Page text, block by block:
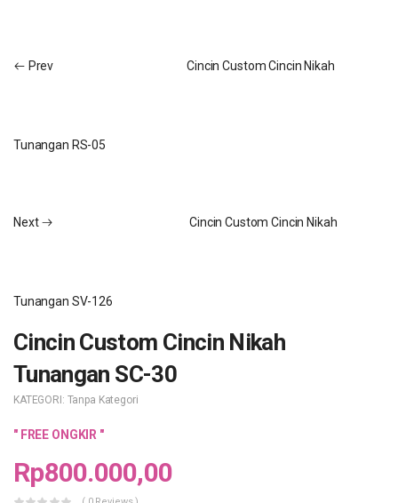
Prev Cincin Custom Cincin Nikah
Tunangan RS-05
Next Cincin Custom Cincin Nikah
Tunangan SV-126
Cincin Custom Cincin Nikah
Tunangan SC-30
KATEGORI: Tanpa Kategori
" FREE ONGKIR "
Rp800.000,00